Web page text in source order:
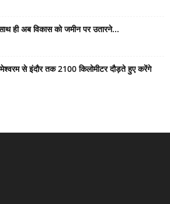
ही अब विकास को जमीन पर उतारने...
से इंदौर तक 2100 किलोमीटर दौड़ते हुए करेंगे